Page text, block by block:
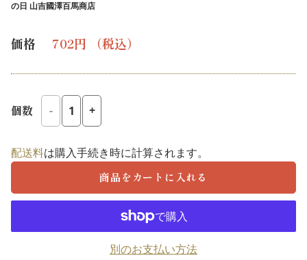
の日 山吉國澤百馬商店
価格
レ
ラ
格
702円 （税込）
個数 - +
配送料は購入手続き時に計算されます。
商品をカートに入れる
別のお支払い方法